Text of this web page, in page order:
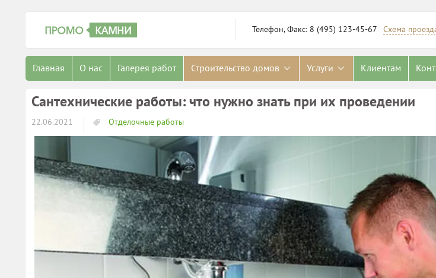
Телефон, Факс: 8 (495) 123-45-67 Схема
Главная О нас Галерея работ Строительство домов Услуги Клиентам
Сантехнические работы: что нужно знать при их проведении
22.06.2021 Отделочные работы